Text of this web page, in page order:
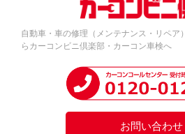
自動車・車の修理（メンテナンス・リペア
らカーコンビニ倶楽部・カーコン車検へ
お問い合わせ